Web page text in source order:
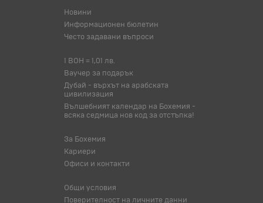
Новини
Информационен бюлетин
Често задавани въпроси
1 BOH = 1,01 лв.
Ваучер за подарък
Дубай - върхът на арабската
цивилизация
Вълшебният календар на Бохемия -
всяка седмица нов код за отстъпка!
За Бохемия
Кариери
Офиси и контакти
Общи условия
Поверителност на личните данни